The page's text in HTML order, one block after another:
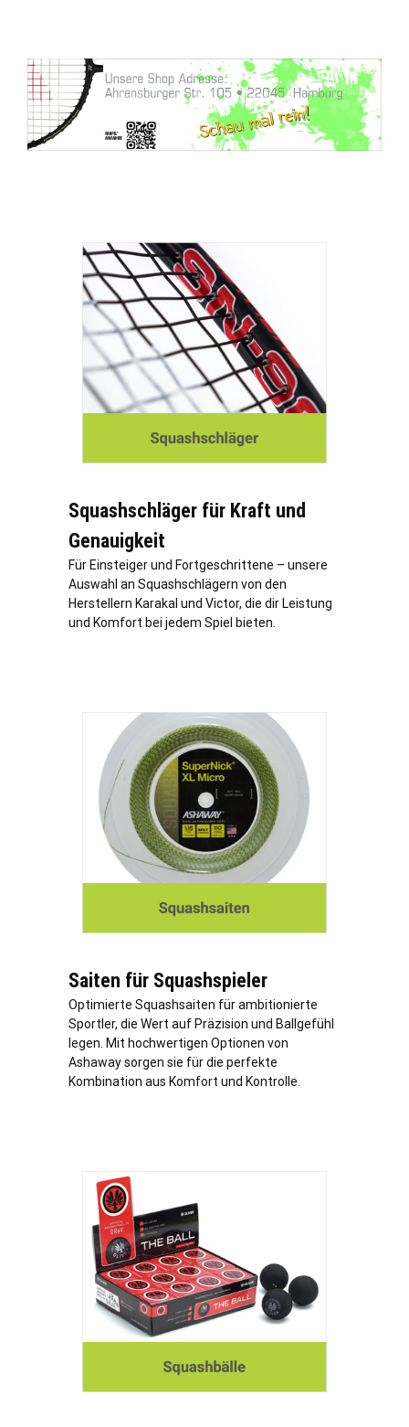
Squashschläger für Kraft und
Genauigkeit
Für Einsteiger und Fortgeschrittene – unsere
Auswahl an Squashschlägern von den
Herstellern Karakal und Victor, die dir Leistung
und Komfort bei jedem Spiel bieten.
Saiten für Squashspieler
Optimierte Squashsaiten für ambitionierte
Sportler, die Wert auf Präzision und Ballgefühl
legen. Mit hochwertigen Optionen von
Ashaway sorgen sie für die perfekte
Kombination aus Komfort und Kontrolle.